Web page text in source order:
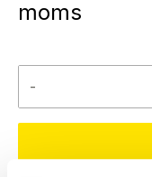
moms
-